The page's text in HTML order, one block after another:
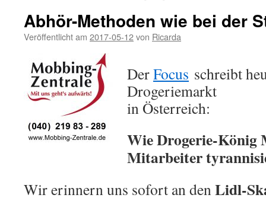
Abhör-Methoden wie bei der
Veröffentlicht am 2017-05-12von Ricarda
DerFocus schreibt
Drogeriemarkt
in Österreich:
Wie Drogerie-König
Mitarbeiter
Wir erinnern uns sofort an denLidl-